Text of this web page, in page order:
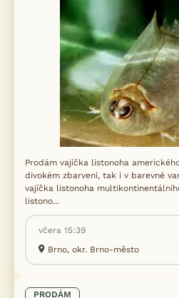
Prodám vajíčka listonoha
divokém zbarvení, tak i v barevné
vajíčka listonoha
listono...
včera 15:39
Brno, okr. Brno-město
PRODÁM